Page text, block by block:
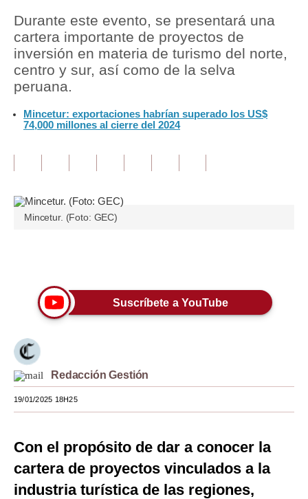
Política
Tu Dinero
Finanzas Personales
Inmobiliarias
Opinión
Editorial
Tendencias
Lujo
Viajes
Moda
Estilos
EEUU
México
Durante este evento, se presentará una
cartera importante de proyectos de
inversión en materia de turismo del norte,
centro y sur, así como de la selva
peruana.
Mincetur: exportaciones habrían superado los US$
74,000 millones al cierre del 2024
Mincetur. (Foto: GEC)
Suscríbete a YouTube
Redacción Gestión
19/01/2025 18H25
Con el propósito de dar a conocer la
cartera de proyectos vinculados a la
industria turística de las regiones,